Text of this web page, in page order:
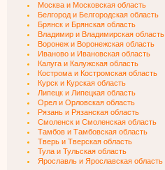
Москва и Московская область
Белгород и Белгородская область
Брянск и Брянская область
Владимир и Владимирская область
Воронеж и Воронежская область
Иваново и Ивановская область
Калуга и Калужская область
Кострома и Костромская область
Курск и Курская область
Липецк и Липецкая область
Орел и Орловская область
Рязань и Рязанская область
Смоленск и Смоленская область
Тамбов и Тамбовская область
Тверь и Тверская область
Тула и Тульская область
Ярославль и Ярославская область